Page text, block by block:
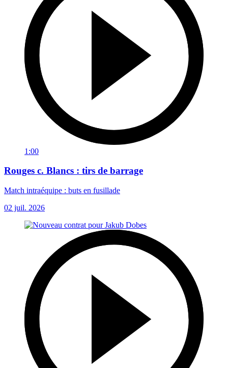
1:00
Rouges c. Blancs : tirs de barrage
Match intraéquipe : buts en fusillade
02 juil. 2026